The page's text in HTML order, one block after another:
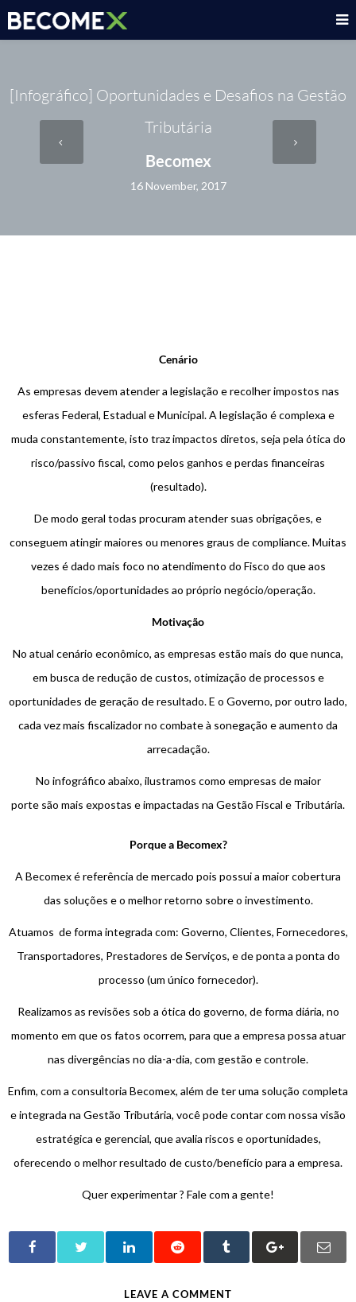
[Infográfico] Oportunidades e Desafios na Gestão
Tributária
Becomex
16 November, 2017
Cenário
As empresas devem atender a legislação e recolher impostos nas
esferas Federal, Estadual e Municipal. A legislação é complexa e
muda constantemente, isto traz impactos diretos, seja pela ótica do
risco/passivo fiscal, como pelos ganhos e perdas financeiras
(resultado).
De modo geral todas procuram atender suas obrigações, e
conseguem atingir maiores ou menores graus de compliance. Muitas
vezes é dado mais foco no atendimento do Fisco do que aos
benefícios/oportunidades ao próprio negócio/operação.
Motivação
No atual cenário econômico, as empresas estão mais do que nunca,
em busca de redução de custos, otimização de processos e
oportunidades de geração de resultado. E o Governo, por outro lado,
cada vez mais fiscalizador no combate à sonegação e aumento da
arrecadação.
No infográfico abaixo, ilustramos como empresas de maior
porte são mais expostas e impactadas na Gestão Fiscal e Tributária.
Porque a Becomex?
A Becomex é referência de mercado pois possui a maior cobertura
das soluções e o melhor retorno sobre o investimento.
Atuamos de forma integrada com: Governo, Clientes, Fornecedores,
Transportadores, Prestadores de Serviços, e de ponta a ponta do
processo (um único fornecedor).
Realizamos as revisões sob a ótica do governo, de forma diária, no
momento em que os fatos ocorrem, para que a empresa possa atuar
nas divergências no dia-a-dia, com gestão e controle.
Enfim, com a consultoria Becomex, além de ter uma solução completa
e integrada na Gestão Tributária, você pode contar com nossa visão
estratégica e gerencial, que avalia riscos e oportunidades,
oferecendo o melhor resultado de custo/benefício para a empresa.
Quer experimentar ? Fale com a gente!
LEAVE A COMMENT